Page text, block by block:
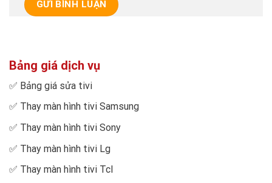
Bảng giá dịch vụ
✅ Bảng giá sửa tivi
✅ Thay màn hình tivi Samsung
✅ Thay màn hình tivi Sony
✅ Thay màn hình tivi Lg
✅ Thay màn hình tivi Tcl